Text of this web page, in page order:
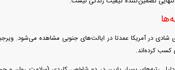
شادی در آمریکا عمدتا در ایالت‌های جنوبی مشاهده می‌شود.
کسب کرده‌اند.